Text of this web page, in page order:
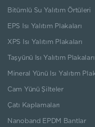
Bitümlü Su Yalıtım Örtüleri
EPS Isı Yalıtım Plakaları
XPS Isı Yalıtım Plakaları
Taşyünü Isı Yalıtım Plakaları
Mineral Yünü Isı Yalıtım
Cam Yünü Şilteler
Çatı Kaplamaları
Nanoband EPDM Bantlar